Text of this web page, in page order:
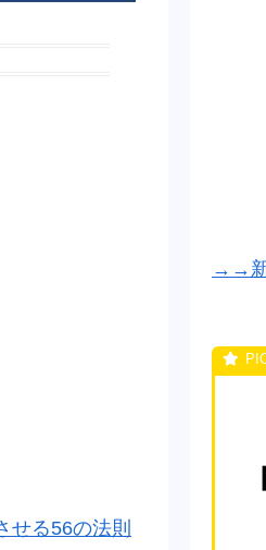
せる56の法則
→→新